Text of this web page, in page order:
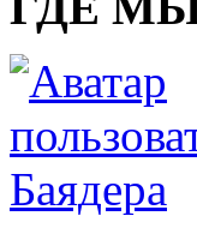
Баядера